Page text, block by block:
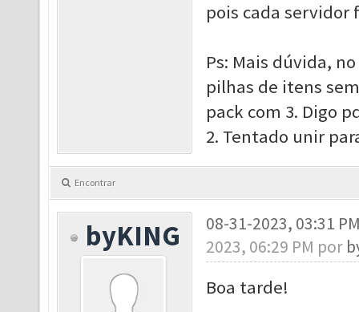
pois cada
Ps: Mais dúvida,
pilhas de itens
pack com 3. Digo
2. Tentado unir
Encontrar
byKING
08-31-2023, 03:31
2023, 06:29 PM por
Boa tarde!